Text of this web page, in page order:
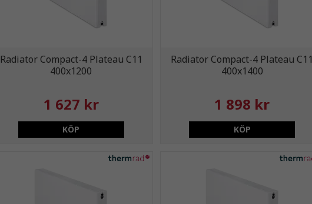
Radiator Compact-4 Plateau C11
400x1200
1 627 kr
KÖP
Radiator Compact-4 Plateau C11
400x1400
1 898 kr
KÖP